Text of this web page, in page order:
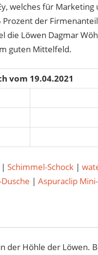
welches für
der
Löwen Dagmar
guten Mittelfeld.
vom 19.04.2021
| Schimmel-Schock |
|Aspuraclip
der Höhle der Löwen.